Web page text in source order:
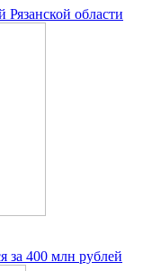
области
за 400 млн рублей